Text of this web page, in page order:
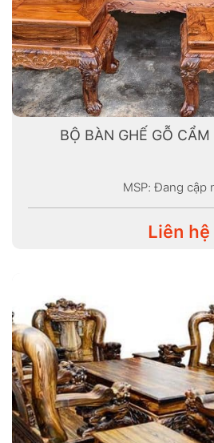
BỘ BÀN GHẾ GỖ
MSP: Đang cập
Liên hệ